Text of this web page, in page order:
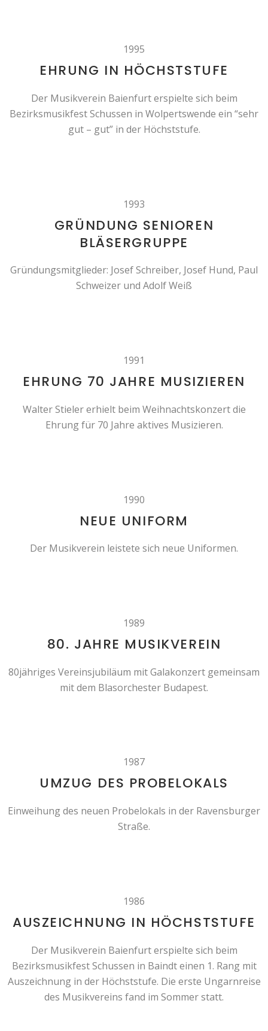
1995
EHRUNG IN HÖCHSTSTUFE
Der Musikverein Baienfurt erspielte sich beim
Bezirksmusikfest Schussen in Wolpertswende ein “sehr
gut – gut” in der Höchststufe.
1993
GRÜNDUNG SENIOREN
BLÄSERGRUPPE
Gründungsmitglieder: Josef Schreiber, Josef Hund, Paul
Schweizer und Adolf Weiß
1991
EHRUNG 70 JAHRE MUSIZIEREN
Walter Stieler erhielt beim Weihnachtskonzert die
Ehrung für 70 Jahre aktives Musizieren.
1990
NEUE UNIFORM
Der Musikverein leistete sich neue Uniformen.
1989
80. JAHRE MUSIKVEREIN
80jähriges Vereinsjubiläum mit Galakonzert gemeinsam
mit dem Blasorchester Budapest.
1987
UMZUG DES PROBELOKALS
Einweihung des neuen Probelokals in der Ravensburger
Straße.
1986
AUSZEICHNUNG IN HÖCHSTSTUFE
Der Musikverein Baienfurt erspielte sich beim
Bezirksmusikfest Schussen in Baindt einen 1. Rang mit
Auszeichnung in der Höchststufe. Die erste Ungarnreise
des Musikvereins fand im Sommer statt.